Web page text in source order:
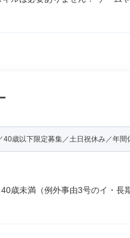
歳以下限定募集／土日祝休み／年間
歳未満（例外事由3号のイ・長期